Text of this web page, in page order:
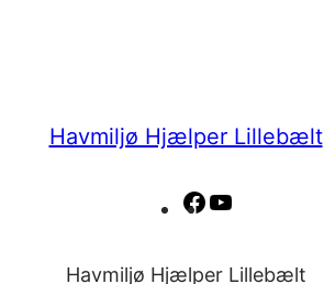
Havmiljø Hjælper Lillebælt
Facebook
Havmiljø Hjælper Lillebælt